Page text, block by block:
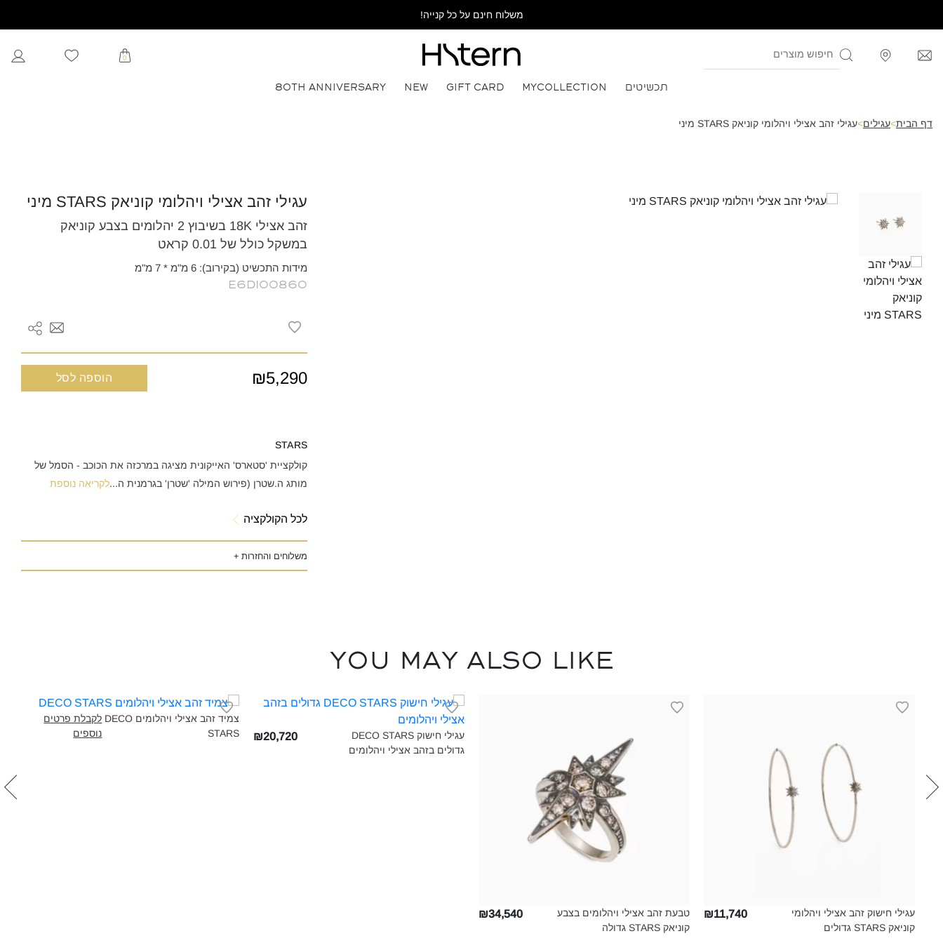
משלוח חינם על כל קנייה!
0
תכשיטים MYCOLLECTION
GIFT CARD
NEW
80TH ANNIVERSARY
דף הבית>עגילים>עגילי זהב אצילי ויהלומי קוניאק STARS מיני
עגילי זהב אצילי ויהלומי קוניאק STARS מיני
זהב אצילי 18K בשיבוץ 2 יהלומים בצבע קוניאק
במשקל כולל של 0.01 קראט
מידות התכשיט (בקירוב): 6 מ"מ * 7 מ"מ
E6DI00860
₪5,290 הוספה לסל
STARS
קולקציית 'סטארס' האייקונית מציגה במרכזה את הכוכב - הסמל של
מותג ה.שטרן (פירוש המילה 'שטרן' בגרמנית ה...לקריאה נוספת
לכל הקולקציה
משלוחים והחזרות +
You may also like
עגילי חישוק זהב אצילי ויהלומי
קוניאק STARS גדולים‎
₪11,740
טבעת זהב אצילי ויהלומים בצבע
קוניאק STARS גדולה‎
₪34,540
עגילי חישוק DECO STARS
גדולים בזהב אצילי ויהלומים‎
₪20,720
צמיד זהב אצילי ויהלומים DECO
STARS‎
לקבלת פרטים
נוספים